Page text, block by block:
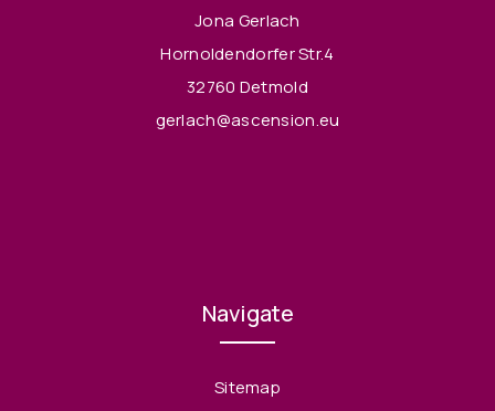
Jona Gerlach
Hornoldendorfer Str.4
32760 Detmold
gerlach@ascension.eu
Navigate
Sitemap